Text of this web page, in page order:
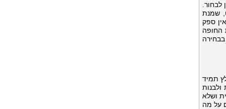
שמנת
ספק
החופה
תמיד
ושלא
על מה